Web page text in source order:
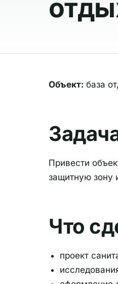
Объект: база
Привести
защитную зону
Что
проект